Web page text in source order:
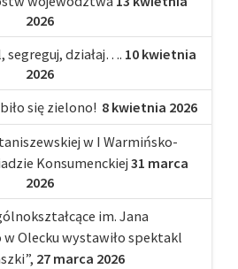
2026
segreguj, działaj…. 10 kwietnia
2026
się zielono! 8 kwietnia 2026
w I Warmińsko-
Konsumenckiej 31 marca
2026
im. Jana
Olecku wystawiło spektakl
27 marca 2026